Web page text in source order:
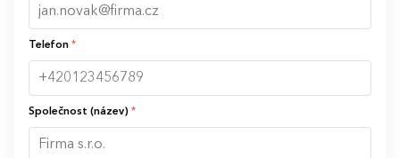
Telefon *
Společnost (název) *